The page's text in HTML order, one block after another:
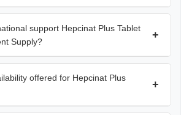
support Hepcinat Plus Tablet
Supply?
+
offered for Hepcinat Plus
+